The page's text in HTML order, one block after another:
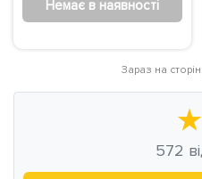
Дитячі книги
Немає в наявності
Зараз на
★
572